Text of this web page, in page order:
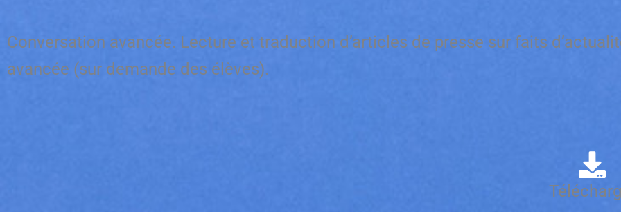
Conversation avancée. Lecture et traduction d’articles de presse sur faits
avancée (sur demande des élèves).